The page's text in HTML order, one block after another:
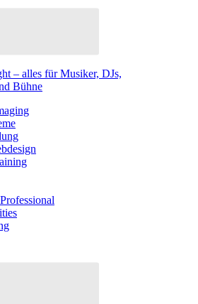
– alles für Musiker, DJs,
Bühne